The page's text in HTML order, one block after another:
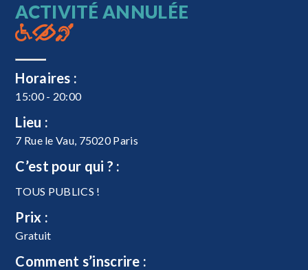
ACTIVITÉ ANNULÉE
Horaires :
15:00 - 20:00
Lieu :
7 Rue le Vau, 75020 Paris
C’est pour qui ? :
TOUS PUBLICS !
Prix :
Gratuit
Comment s’inscrire :